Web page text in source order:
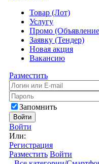
Товар (Лот)
Услугу
Промо
Заявку (Тендер)
Новая акция
Вакансию
Разместить
Запомнить
Войти
Войти
Или:
Регистрация
Разместить Войти